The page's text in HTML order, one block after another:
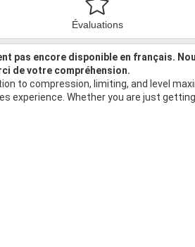
Évaluations
pas encore disponible en français.
de votre compréhension.
to compression, limiting, and level
experience. Whether you are just